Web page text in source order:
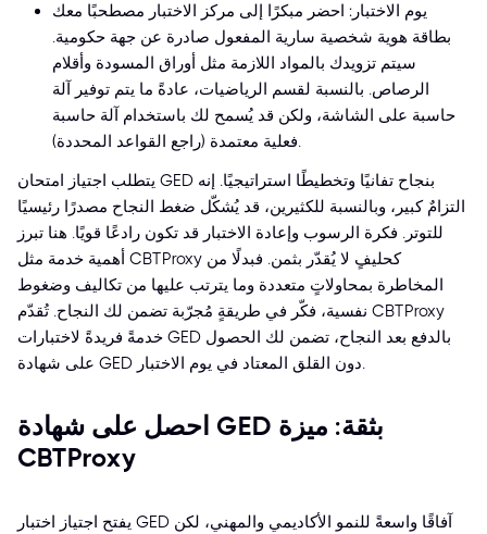
يوم الاختبار: احضر مبكرًا إلى مركز الاختبار مصطحبًا معك
بطاقة هوية شخصية سارية المفعول صادرة عن جهة حكومية.
سيتم تزويدك بالمواد اللازمة مثل أوراق المسودة وأقلام
الرصاص. بالنسبة لقسم الرياضيات، عادةً ما يتم توفير آلة
حاسبة على الشاشة، ولكن قد يُسمح لك باستخدام آلة حاسبة
فعلية معتمدة (راجع القواعد المحددة).
يتطلب اجتياز امتحان GED بنجاح تفانيًا وتخطيطًا استراتيجيًا. إنه
التزامٌ كبير، وبالنسبة للكثيرين، قد يُشكّل ضغط النجاح مصدرًا رئيسيًا
للتوتر. فكرة الرسوب وإعادة الاختبار قد تكون رادعًا قويًا. هنا تبرز
أهمية خدمة مثل CBTProxy كحليفٍ لا يُقدّر بثمن. فبدلًا من
المخاطرة بمحاولاتٍ متعددة وما يترتب عليها من تكاليف وضغوط
نفسية، فكّر في طريقةٍ مُجرّبة تضمن لك النجاح. تُقدّم CBTProxy
خدمةً فريدةً لاختبارات GED بالدفع بعد النجاح، تضمن لك الحصول
على شهادة GED دون القلق المعتاد في يوم الاختبار.
احصل على شهادة GED بثقة: ميزة
CBTProxy
يفتح اجتياز اختبار GED آفاقًا واسعةً للنمو الأكاديمي والمهني، لكن